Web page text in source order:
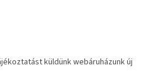
küldünk webáruházunk új